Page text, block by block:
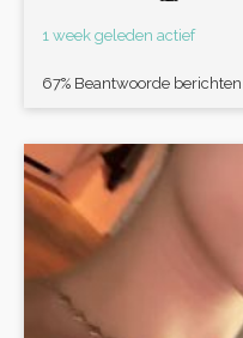
1 week geleden actief
67% Beantwoorde berichten